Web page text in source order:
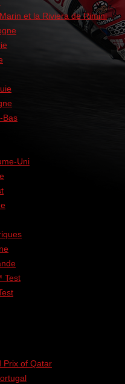
et la Riviera de Rimini
Bas
Uni
Test
Prix of Qatar